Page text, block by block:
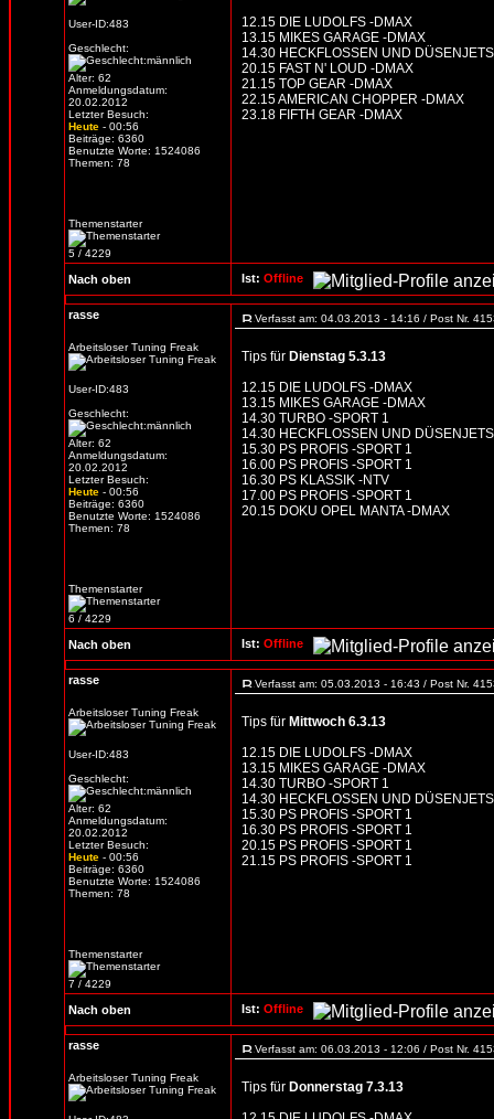
User-ID:483
Geschlecht:
Alter: 62
Anmeldungsdatum:
20.02.2012
Letzter Besuch:
Heute - 00:56
Beiträge: 6360
Benutzte Worte: 1524086
Themen: 78
Themenstarter
5 / 4229
12.15 DIE LUDOLFS -DMAX
13.15 MIKES GARAGE -DMAX
14.30 HECKFLOSSEN UND
20.15 FAST N' LOUD -DMAX
21.15 TOP GEAR -DMAX
22.15 AMERICAN CHOPPER -DMAX
23.18 FIFTH GEAR -DMAX
Nach oben Ist: Offline
rasse
Arbeitsloser Tuning Freak
User-ID:483
Geschlecht:
Alter: 62
Anmeldungsdatum:
20.02.2012
Letzter Besuch:
Heute - 00:56
Beiträge: 6360
Benutzte Worte: 1524086
Themen: 78
Themenstarter
6 / 4229
Verfasst am: 04.03.2013 - 14:16 / Post Nr.
Tips für Dienstag 5.3.13
12.15 DIE LUDOLFS -DMAX
13.15 MIKES GARAGE -DMAX
14.30 TURBO -SPORT 1
14.30 HECKFLOSSEN UND
15.30 PS PROFIS -SPORT 1
16.00 PS PROFIS -SPORT 1
16.30 PS KLASSIK -NTV
17.00 PS PROFIS -SPORT 1
20.15 DOKU OPEL MANTA -DMAX
Nach oben Ist: Offline
rasse
Arbeitsloser Tuning Freak
User-ID:483
Geschlecht:
Alter: 62
Anmeldungsdatum:
20.02.2012
Letzter Besuch:
Heute - 00:56
Beiträge: 6360
Benutzte Worte: 1524086
Themen: 78
Themenstarter
7 / 4229
Verfasst am: 05.03.2013 - 16:43 / Post Nr.
Tips für Mittwoch 6.3.13
12.15 DIE LUDOLFS -DMAX
13.15 MIKES GARAGE -DMAX
14.30 TURBO -SPORT 1
14.30 HECKFLOSSEN UND
15.30 PS PROFIS -SPORT 1
16.30 PS PROFIS -SPORT 1
20.15 PS PROFIS -SPORT 1
21.15 PS PROFIS -SPORT 1
Nach oben Ist: Offline
rasse
Arbeitsloser Tuning Freak
Verfasst am: 06.03.2013 - 12:06 / Post Nr.
Tips für Donnerstag 7.3.13